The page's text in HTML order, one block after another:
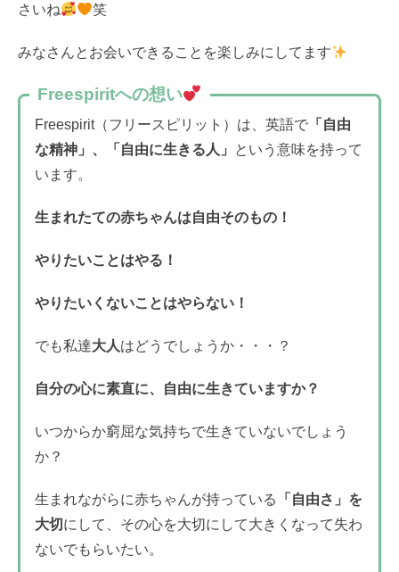
さいね 笑
みなさんとお会いできることを楽しみにしてます
Freespiritへの想い
Freespirit（フリースピリット）は、英語で 「自由
な精神」、「自由に生きる人」
という意味を持って
います。
生まれたての赤ちゃんは自由そのもの！
やりたいことはやる！
やりたいくないことはやらない！
でも私達大人はどうでしょうか・・・？
自分の心に素直に、自由に生きていますか？
いつからか窮屈な気持ちで生きていないでしょう
か？
生まれながらに赤ちゃんが持っている
「自由さ」を
大切 にして、その心を大切にして大きくなって失わ
ないでもらいたい。